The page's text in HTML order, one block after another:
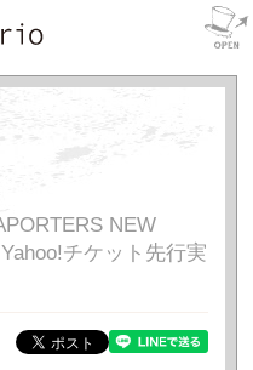
NEW
チケット先行実